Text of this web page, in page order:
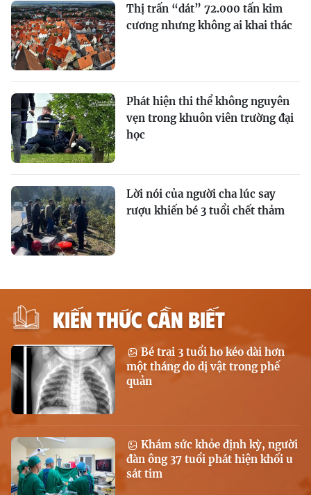
Thị trấn “dát” 72.000 tấn kim
cương nhưng không ai khai thác
Phát hiện thi thể không nguyên
vẹn trong khuôn viên trường đại
học
Lời nói của người cha lúc say
rượu khiến bé 3 tuổi chết thảm
KIẾN THỨC CẦN BIẾT
Bé trai 3 tuổi ho kéo dài hơn
một tháng do dị vật trong phế
quản
Khám sức khỏe định kỳ, người
đàn ông 37 tuổi phát hiện khối u
sát tim